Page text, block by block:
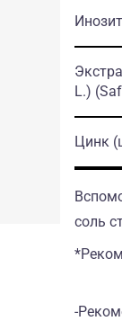
Инозит
L.)
Цинк
соль
-